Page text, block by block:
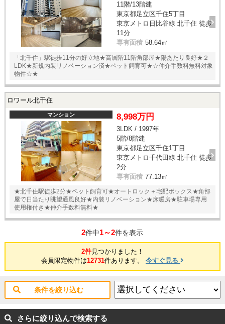
11階/13階建
東京都足立区千住5丁目
東京メトロ日比谷線 北千住 徒歩
11分
専有面積 58.64㎡
「北千住」駅徒歩11分の好立地★高層階11階角部屋★陽あたり良好★２
LDK★新規内装リノベーション済★ペット飼育可★☆仲介手数料無料対象
物件☆★
ロワール北千住
マンション 8,998万円
3LDK / 1997年
5階/8階建
東京都足立区千住1丁目
東京メトロ千代田線 北千住 徒歩
2分
専有面積 77.13㎡
★北千住駅徒歩2分★ペット飼育可★オートロック＋宅配ボックス★角部
屋で日当たり眺望通風良好★内装リノベーション★床暖房★駐車場専用
使用権付き★仲介手数料無料★
2件中1～2件を表示
2件見つかりました！
会員限定物件は12731件あります。 今すぐ見る
条件を絞り込む
さらに絞り込んで検索する